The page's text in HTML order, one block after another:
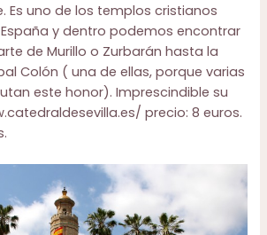
Es uno de los templos cristianos
y dentro podemos encontrar
de Murillo o Zurbarán hasta la
Colón ( una de ellas, porque varias
este honor). Imprescindible su
precio: 8 euros.